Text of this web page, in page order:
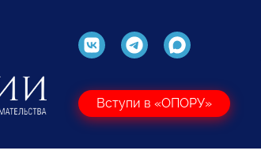
Вступи в «ОПОРУ»